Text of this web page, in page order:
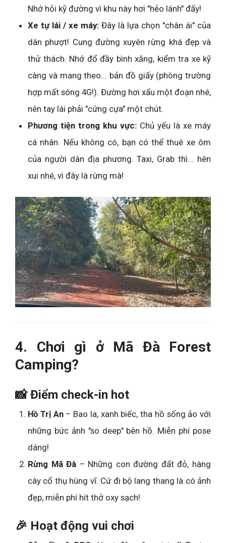
Nhớ hỏi kỹ đường vì khu này hơi "hẻo lánh" đấy!
Xe tự lái / xe máy: Đây là lựa chọn "chân ái" của
dân phượt! Cung đường xuyên rừng khá đẹp và
thử thách. Nhớ đổ đầy bình xăng, kiểm tra xe kỹ
càng và mang theo... bản đồ giấy (phòng trường
hợp mất sóng 4G!). Đường hơi xấu một đoạn nhé,
nên tay lái phải "cứng cựa" một chút.
Phương tiện trong khu vực: Chủ yếu là xe máy
cá nhân. Nếu không có, bạn có thể thuê xe ôm
của người dân địa phương. Taxi, Grab thì... hên
xui nhé, vì đây là rừng mà!
4. Chơi gì ở Mã Đà Forest
Camping?
📸 Điểm check-in hot
Hồ Trị An– Bao la, xanh biếc, tha hồ sống ảo với
những bức ảnh "so deep" bên hồ. Miễn phí pose
dáng!
Rừng Mã Đà – Những con đường đất đỏ, hàng
cây cổ thụ hùng vĩ. Cứ đi bộ lang thang là có ảnh
đẹp, miễn phí hít thở oxy sạch!
🎉 Hoạt động vui chơi